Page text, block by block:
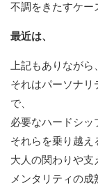
不調をきたすケー
最近は、
上記もありながら
それはパーソナリ
で、
必要なハードシッ
それらを乗り越え
大人の関わりや支
メンタリティの成